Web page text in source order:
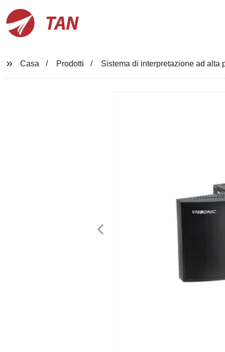
TAN
Casa Prodotti Sistema di interpretazione ad alta